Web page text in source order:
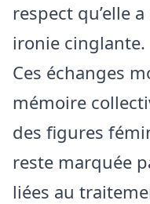
respect qu’elle
ironie cinglante.
Ces échanges
mémoire
des figures
reste marquée
liées au